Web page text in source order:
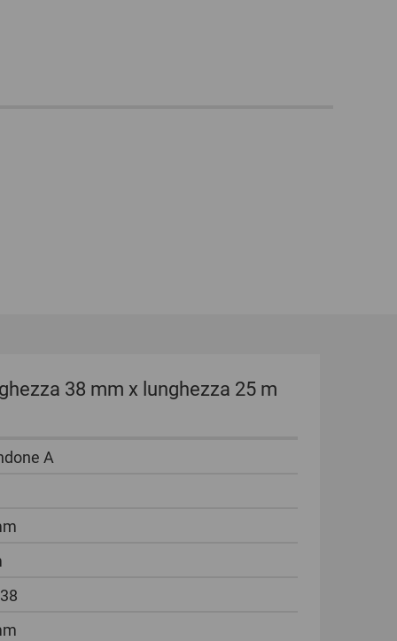
38 mm x lunghezza 25 m
A